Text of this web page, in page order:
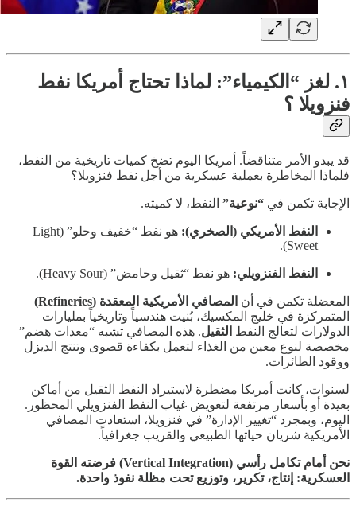
١. لغز “الكيمياء”: لماذا تحتاج أمريكا نفط
فنزويلا ؟
قد يبدو الأمر متناقضاً. أمريكا اليوم تضخ كميات تاريخية من النفط،
فلماذا المخاطرة بعملية عسكرية من أجل نفط فنزويلا؟
الإجابة تكمن في “نوعية” النفط، لا كميته.
النفط الأمريكي (الصخري):
هو نفط “خفيف وحلو” (Light
Sweet).
النفط الفنزويلي: هو نفط “ثقيل وحامض” (Heavy Sour).
المعضلة تكمن في أن المصافي الأمريكية المعقدة (Refineries)
المتمركزة في خليج المكسيك، بُنيت هندسياً وتاريخياً بمليارات
الدولارات لتعالج النفط الثقيل. هذه المصافي تشبه “معدات هضم”
مخصصة لنوع معين من الغذاء لتعمل بكفاءة قصوى وتنتج الديزل
ووقود الطائرات.
لسنوات، كانت أمريكا مضطرة لاستيراد النفط الثقيل من أماكن
بعيدة أو بأسعار مرتفعة لتعويض غياب النفط الفنزويلي المحظور.
اليوم، وبمجرد “تغيير الإدارة” في فنزويلا، استعادت المصافي
الأمريكية شريان حياتها الطبيعي والقريب جغرافياً.
نحن أمام تكامل رأسي (Vertical Integration) فرضته القوة
العسكرية: إنتاج، تكرير، وتوزيع تحت مظلة نفوذ واحدة.